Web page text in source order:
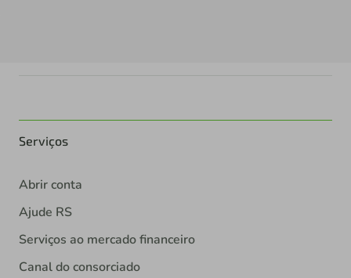
Serviços
Abrir conta
Ajude RS
Serviços ao mercado financeiro
Canal do consorciado